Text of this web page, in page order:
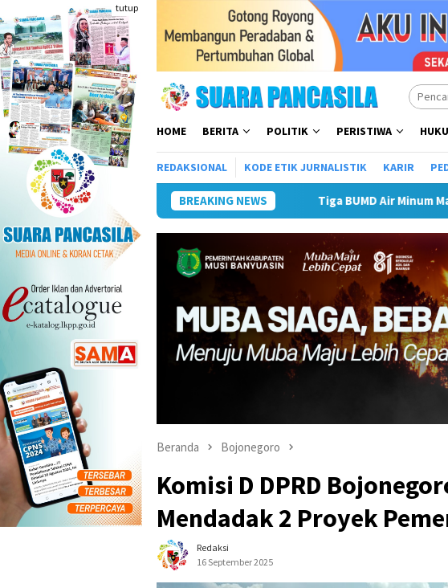
ke
konten
tutup
HOME BERITA POLITIK PERISTIWA
REDAKSIONAL KODE ETIK JURNALISTIK KARIR
BREAKING NEWS
Tiga BUMD Air Minum Malang Raya Bersatu,
Beranda Bojonegoro
Komisi D DPRD
Mendadak 2 Proyek
Redaksi
16 September 2025